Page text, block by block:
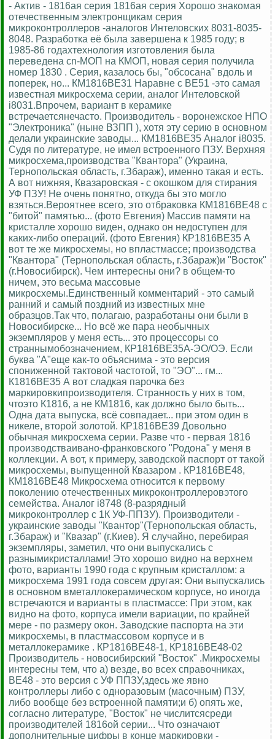
- Актив - 1816ая серия 1816ая серия Хорошо знакомая
отечественным электронщикам серия
микроконтроллеров -аналогов Интеловских 8031-8035-
8048. Разработка её была завершена к 1985 году; в
1985-86 годахтехнология изготовления была
переведена сn-МОП на КМОП, новая серия получила
номер 1830 . Серия, казалось бы, "обсосана" вдоль и
поперек, но... КМ1816ВЕ31 Наравне с ВЕ51 -это самая
известная микросхема серии, аналог Интеловской
i8031.Впрочем, вариант в керамике
встречаетсянечасто. Производитель - воронежское НПО
"Электроника" (ныне ВЗПП ), хотя эту серию в основном
делали украинские заводы... КМ1816ВЕ35 Аналог i8035.
Судя по литературе, не имел встроенного ПЗУ. Верхняя
микросхема,производства "Квантора" (Украина,
Тернопольская область, г.Збараж), именно такая и есть.
А вот нижняя, Квазаровская - с окошком для стирания
УФ ПЗУ! Не очень понятно, откуда бы это могло
взяться.Вероятнее всего, это отбраковка КМ1816ВЕ48 с
"битой" памятью... (фото Евгения) Массив памяти на
кристалле хорошо виден, однако он недоступен для
каких-либо операций. (фото Евгения) КР1816ВЕ35 А
вот те же микросхемы, но впластмассе; производства
"Квантора" (Тернопольская область, г.Збараж)и "Восток"
(г.Новосибирск). Чем интересны они? в общем-то
ничем, это весьма массовые
микросхемы.Единственный комментарий - это самый
ранний и самый поздний из известных мне
образцов.Так что, полагаю, разработаны они были в
Новосибирске... Но всё же пара необычных
экземпляров у меня есть... это процессоры со
страннымобозначением, КР1816ВЕ35А-ЭО/ОЭ. Если
буква "А"еще как-то объяснима - это версия
спониженной тактовой частотой, то "ЭО"... гм...
К1816ВЕ35 А вот сладкая парочка без
маркировкипроизводителя. Странность у них в том,
чтоэто К1816, а не КМ1816, как должно было быть...
Одна дата выпуска, всё совпадает... при этом один в
никеле, второй золотой. КР1816ВЕ39 Довольно
обычная микросхема серии. Разве что - первая 1816
производстваивано-франковского "Родона" у меня в
коллекции. А вот, к примеру, заводской паспорт от такой
микросхемы, выпущенной Квазаром . КР1816ВЕ48,
КМ1816ВЕ48 Микросхема относится к первому
поколению отечественных микроконтроллеровэтого
семейства. Аналог i8748 (8-разрядный
микроконтроллер с 1К УФ-ППЗУ). Производители -
украинские заводы "Квантор"(Тернопольская область,
г.Збараж) и "Квазар" (г.Киев). Я случайно, перебирая
экземпляры, заметил, что они выпускались с
разнымикристаллами! Это хорошо видно на верхнем
фото, варианты 1990 года с крупным кристаллом: а
микросхема 1991 года совсем другая: Они выпускались
в основном вметаллокерамическом корпусе, но иногда
встречаются и варианты в пластмассе: При этом, как
видно на фото, корпуса имели вариации, по крайней
мере - по размеру окон. Заводские паспорта на эти
микросхемы, в пластмассовом корпусе и в
металлокерамике . КР1816ВЕ48-1, КР1816ВЕ48-02
Производитель - новосибирский "Восток" .Микросхемы
интересны тем, что а) везде, во всех справочниках,
ВЕ48 - это версия с УФ ППЗУ,здесь же явно
контроллеры либо с одноразовым (масочным) ПЗУ,
либо вообще без встроенной памяти;и б) опять же,
согласно литературе, "Восток" не числитсясреди
производителей 1816ой серии... Что означают
дополнительные цифры в конце маркировки -